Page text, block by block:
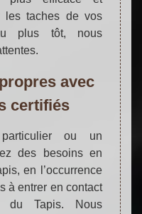
les taches de vos
plus tôt, nous
avec
certifiés
ou un
des besoins en
en l’occurrence
à entrer en contact
du Tapis. Nous